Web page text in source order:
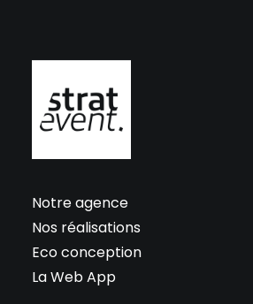
Notre agence
Nos réalisations
Eco conception
La Web App